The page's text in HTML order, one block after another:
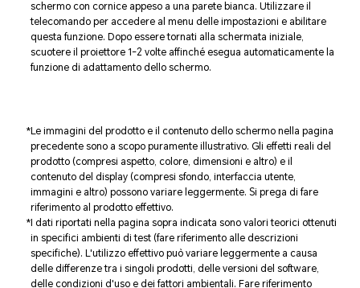
schermo con cornice appeso a una parete bianca. Utilizzare il
telecomando per accedere al menu delle impostazioni e abilitare
questa funzione. Dopo essere tornati alla schermata iniziale,
scuotere il proiettore 1-2 volte affinché esegua automaticamente la
funzione di adattamento dello schermo.
Le immagini del prodotto e il contenuto dello schermo nella pagina
precedente sono a scopo puramente illustrativo. Gli effetti reali del
prodotto (compresi aspetto, colore, dimensioni e altro) e il
contenuto del display (compresi sfondo, interfaccia utente,
immagini e altro) possono variare leggermente. Si prega di fare
riferimento al prodotto effettivo.
I dati riportati nella pagina sopra indicata sono valori teorici ottenuti
in specifici ambienti di test (fare riferimento alle descrizioni
specifiche). L'utilizzo effettivo può variare leggermente a causa
delle differenze tra i singoli prodotti, delle versioni del software,
delle condizioni d'uso e dei fattori ambientali. Fare riferimento